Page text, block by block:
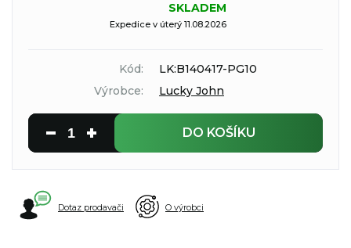
SKLADEM
Expedice v úterý 11.08.2026
Kód:
LK:B140417-PG10
Výrobce:
Lucky John
DO KOŠÍKU
Dotaz prodavači O výrobci